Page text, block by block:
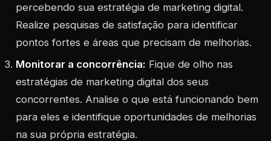
percebendo sua estratégia de marketing digital.
Realize pesquisas de satisfação para identificar
pontos fortes e áreas que precisam de melhorias.
Monitorar a concorrência: Fique de olho nas
estratégias de marketing digital dos seus
concorrentes. Analise o que está funcionando bem
para eles e identifique oportunidades de melhorias
na sua própria estratégia.